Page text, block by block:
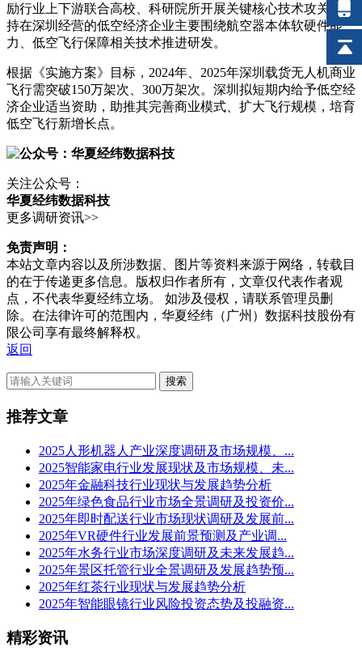
励行业上下游联合高校、科研院所开展关键核心技术攻关，支
持在深圳经营的低空经济企业主要围绕航空器本体软硬件能
力、低空飞行保障相关技术推进研发。
根据《实施方案》目标，2024年、2025年深圳载货无人机商业
飞行需突破150万架次、300万架次。深圳拟短期内给予低空经
济企业适当资助，助推其完善商业模式、扩大飞行规模，培育
低空飞行新增长点。
关注公众号：
华夏经纬数据科技
更多调研资讯>>
免责声明：
本站文章内容以及所涉数据、图片等资料来源于网络，转载目
的在于传递更多信息。版权归作者所有，文章仅代表作者观
点，不代表华夏经纬立场。 如涉及侵权，请联系管理员删
除。在法律许可的范围内，华夏经纬（广州）数据科技股份有
限公司享有最终解释权。
返回
搜索
推荐文章
2025人形机器人产业深度调研及市场规模、...
2025智能家电行业发展现状及市场规模、未...
2025年金融科技行业现状与发展趋势分析
2025年绿色食品行业市场全景调研及投资价...
2025年即时配送行业市场现状调研及发展前...
2025年VR硬件行业发展前景预测及产业调...
2025年水务行业市场深度调研及未来发展趋...
2025年景区托管行业全景调研及发展趋势预...
2025年红茶行业现状与发展趋势分析
2025年智能眼镜行业风险投资态势及投融资...
精彩资讯